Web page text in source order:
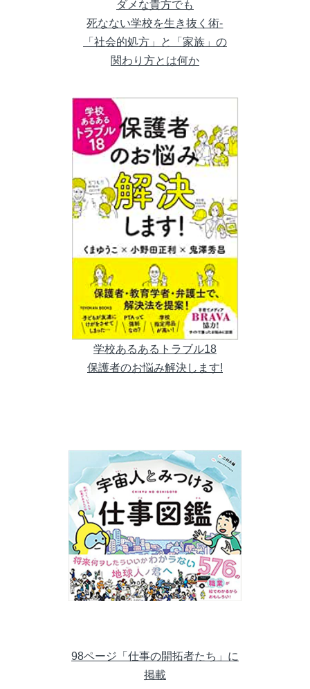
ダメな貴方でも
死なない学校を生き抜く術-
「社会的処方」と「家族」の
関わり方とは何か
学校あるあるトラブル18
保護者のお悩み解決します!
98ページ「仕事の開拓者たち」に
掲載